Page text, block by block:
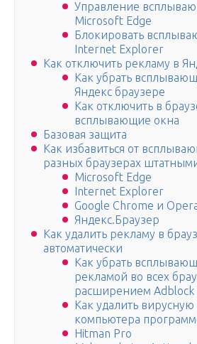
Управление
Microsoft Edge
Блокировать
Internet Explorer
Как отключить рекламу в
Как убрать
Яндекс браузере
Как отключить в
всплывающие окна
Базовая защита
Как избавиться от
разных браузерах
Microsoft Edge
Internet Explorer
Google Chrome и
Яндекс.Браузер
Как удалить рекламу в
автоматически
Как убрать
рекламой во всех
расширением Adblock
Как удалить
компьютера
Hitman Pro